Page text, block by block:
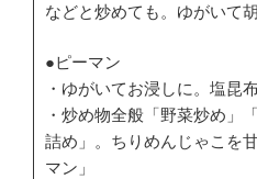
などと炒めても。ゆがいて
●ピーマン
・ゆがいてお浸しに。塩昆
・炒め物全般「野菜炒め」
詰め」。ちりめんじゃこを
マン」